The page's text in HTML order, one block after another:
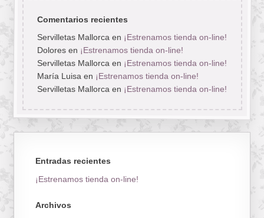
Comentarios recientes
Servilletas Mallorcaen ¡Estrenamos tienda on-line!
Doloresen ¡Estrenamos tienda on-line!
Servilletas Mallorcaen ¡Estrenamos tienda on-line!
María Luisaen ¡Estrenamos tienda on-line!
Servilletas Mallorcaen ¡Estrenamos tienda on-line!
Entradas recientes
¡Estrenamos tienda on-line!
Archivos